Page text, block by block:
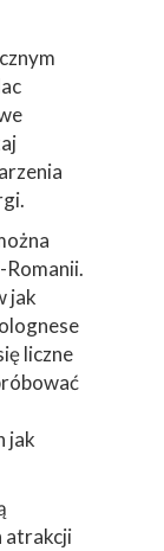
Romanii.
jak
liczne
jak
atrakcji